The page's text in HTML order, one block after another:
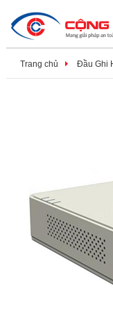
Trang chủ Đầu Ghi